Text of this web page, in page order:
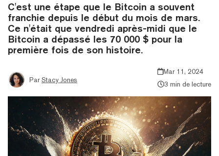
C'est une étape que le Bitcoin a souvent
franchie depuis le début du mois de mars.
Ce n'était que vendredi après-midi que le
Bitcoin a dépassé les 70 000 $ pour la
première fois de son histoire.
Par Stacy Jones
Mar 11, 2024
3 min de lecture